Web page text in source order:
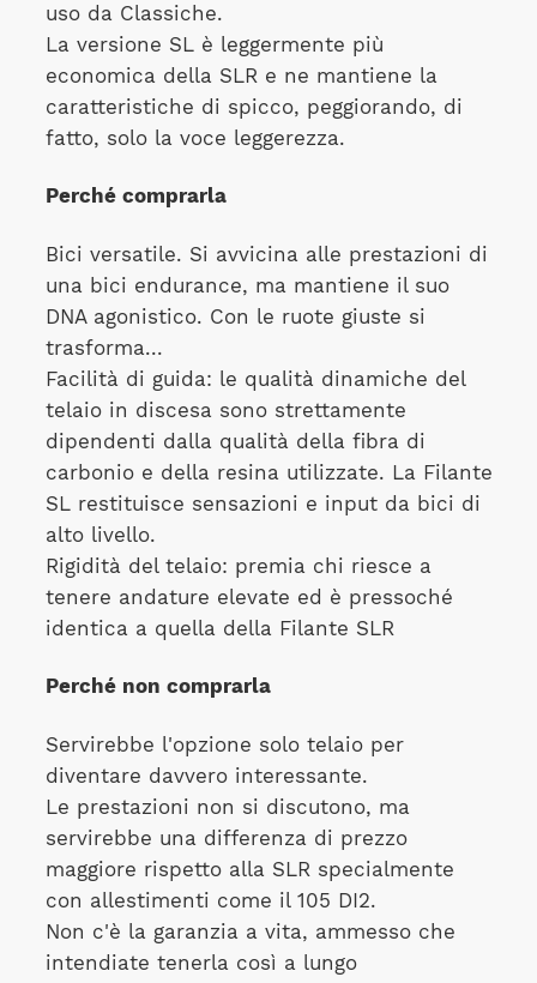
uso da Classiche.
La versione SL è leggermente più
economica della SLR e ne mantiene la
caratteristiche di spicco, peggiorando, di
fatto, solo la voce leggerezza.
Perché comprarla
Bici versatile. Si avvicina alle prestazioni di
una bici endurance, ma mantiene il suo
DNA agonistico. Con le ruote giuste si
trasforma...
Facilità di guida: le qualità dinamiche del
telaio in discesa sono strettamente
dipendenti dalla qualità della fibra di
carbonio e della resina utilizzate. La Filante
SL restituisce sensazioni e input da bici di
alto livello.
Rigidità del telaio: premia chi riesce a
tenere andature elevate ed è pressoché
identica a quella della Filante SLR
Perché non comprarla
Servirebbe l'opzione solo telaio per
diventare davvero interessante.
Le prestazioni non si discutono, ma
servirebbe una differenza di prezzo
maggiore rispetto alla SLR specialmente
con allestimenti come il 105 DI2.
Non c'è la garanzia a vita, ammesso che
intendiate tenerla così a lungo